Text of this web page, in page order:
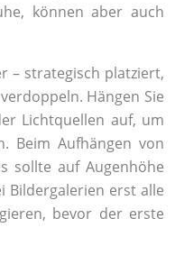
können aber auch
– strategisch platziert,
Hängen Sie
Lichtquellen auf, um
Beim Aufhängen von
sollte auf Augenhöhe
Bildergalerien erst alle
bevor der erste